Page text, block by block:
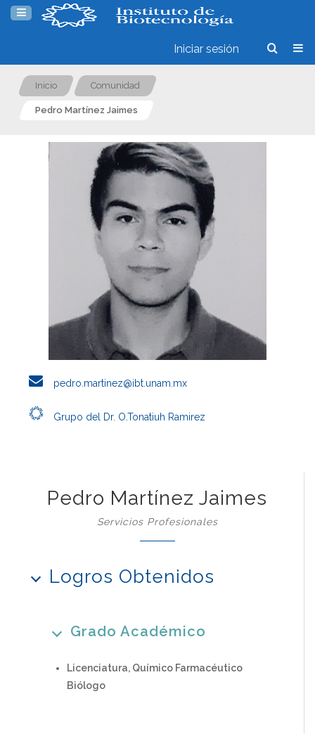
Iniciar sesión
Inicio Comunidad
Pedro Martínez Jaimes
pedro.martinez@ibt.unam.mx
Grupo del Dr. O.Tonatiuh Ramirez
Pedro Martínez Jaimes
Servicios Profesionales
Logros Obtenidos
Grado Académico
Licenciatura, Químico Farmacéutico
Biólogo